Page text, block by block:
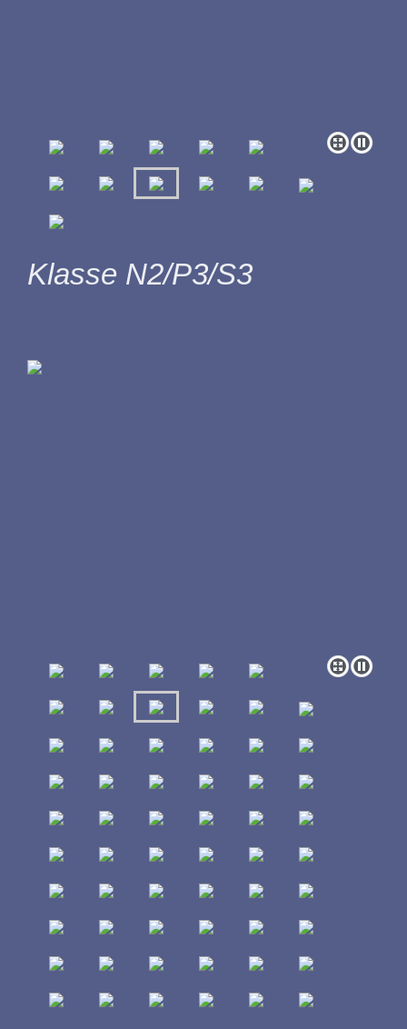
Klasse N2/P3/S3